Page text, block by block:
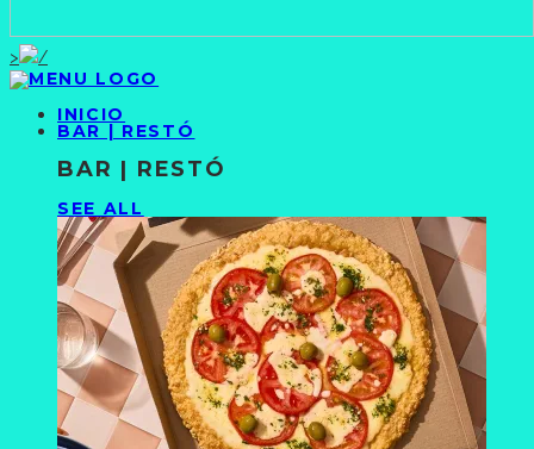
>
INICIO
BAR | RESTÓ
BAR | RESTÓ
SEE ALL